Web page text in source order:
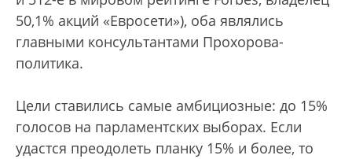
50,1% акций «Евросети»), оба являлись
главными консультантами Прохорова-
политика.
Цели ставились самые амбициозные: до 15%
голосов на парламентских выборах. Если
удастся преодолеть планку 15% и более, то